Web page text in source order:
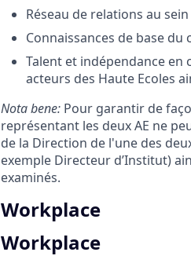
Réseau de relations au
Connaissances de base du
Talent et indépendance
acteurs des Haute Ecoles
Nota bene: Pour garantir de
représentant les deux AE ne
de la Direction de l'une des
exemple Directeur d’Institut)
examinés.
Workplace
Workplace